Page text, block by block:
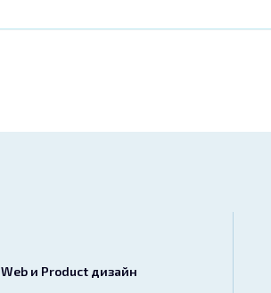
Web и Product дизайн